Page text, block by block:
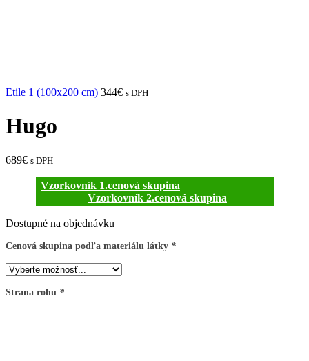
Etile 1 (100x200 cm) 344€ s DPH
Hugo
689€ s DPH
Vzorkovník 1.cenová skupina
Vzorkovník 2.cenová skupina
Dostupné na objednávku
Cenová skupina podľa materiálu látky *
Strana rohu *